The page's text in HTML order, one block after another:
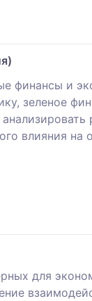
финансы и
зеленое
влияния на
для